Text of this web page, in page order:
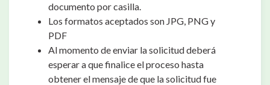
documento por casilla.
Los formatos aceptados son JPG, PNG y
PDF
Al momento de enviar la solicitud deberá
esperar a que finalice el proceso hasta
obtener el mensaje de que la solicitud fue